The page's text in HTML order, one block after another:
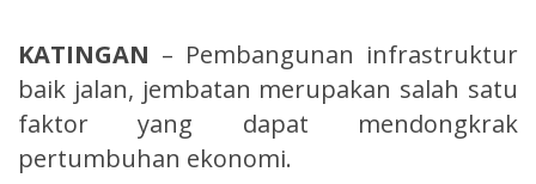
KATINGAN – Pembangunan infrastruktur
baik jalan, jembatan merupakan salah satu
faktor yang dapat mendongkrak
pertumbuhan ekonomi.